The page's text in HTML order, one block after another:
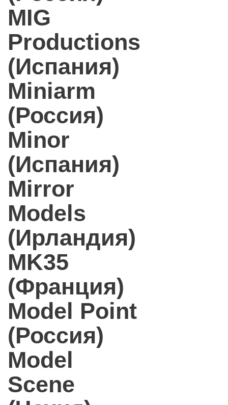
MIG
Productions
(Испания)
Miniarm
(Россия)
Minor
(Испания)
Mirror
Models
(Ирландия)
MK35
(Франция)
Model Point
(Россия)
Model
Scene